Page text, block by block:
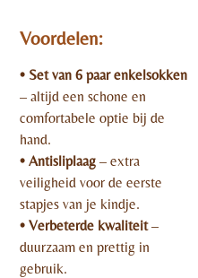
Voordelen:
• Set van 6 paar enkelsokken
– altijd een schone en
comfortabele optie bij de
hand.
• Antisliplaag – extra
veiligheid voor de eerste
stapjes van je kindje.
• Verbeterde kwaliteit–
duurzaam en prettig in
gebruik.